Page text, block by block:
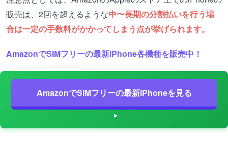
販売は、2回を超えるような中〜長期の分割払いを行う場
合は一定の手数料がかかってしまう点が挙げられます。
AmazonでSIMフリーの最新iPhone各機種を販売中！
AmazonでSIMフリーの最新iPhoneを見る